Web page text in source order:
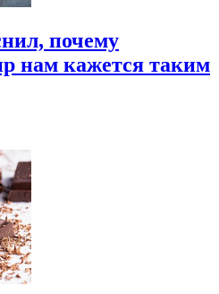
почему
нам кажется таким